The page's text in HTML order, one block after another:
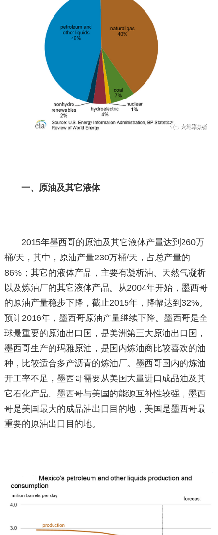
一、原油及其它液体
2015年墨西哥的原油及其它液体产量达到260万
桶/天，其中，原油产量230万桶/天，占总产量的
86%；其它的液体产品，主要有凝析油、天然气凝析
以及炼油厂的其它液体产品。从2004年开始，墨西哥
的原油产量稳步下降，截止2015年，降幅达到32%。
预计2016年，墨西哥原油产量继续下降。墨西哥是全
球最重要的原油出口国，是美洲第三大原油出口国，
墨西哥生产的玛雅原油，是国内炼油商比较喜欢的油
种，比较适合多产沥青的炼油厂。墨西哥国内的炼油
开工率不足，墨西哥需要从美国大量进口成品油及其
它石化产品。墨西哥与美国的能源互补性较强，墨西
哥是美国最大的成品油出口目的地，美国是墨西哥最
重要的原油出口目的地。